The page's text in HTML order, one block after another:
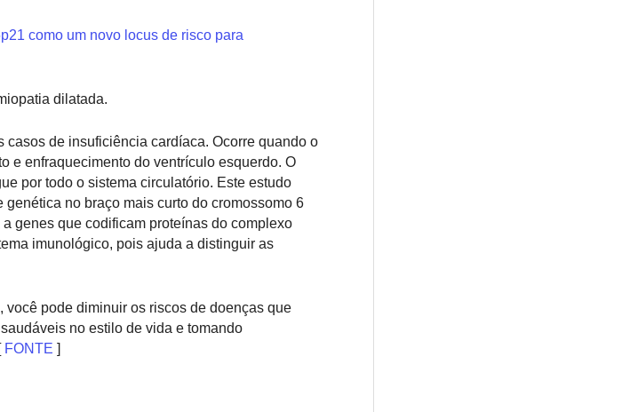
como um novo locus de risco para
dilatada.
de insuficiência cardíaca. Ocorre quando o
e enfraquecimento do ventrículo esquerdo. O
por todo o sistema circulatório. Este estudo
no braço mais curto do cromossomo 6
genes que codificam proteínas do complexo
imunológico, pois ajuda a distinguir as
pode diminuir os riscos de doenças que
no estilo de vida e tomando
FONTE ]